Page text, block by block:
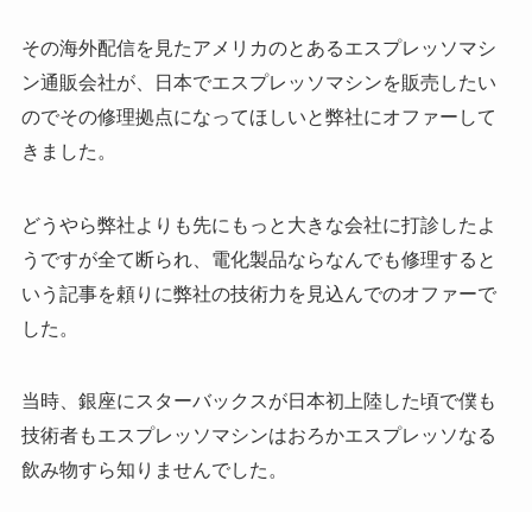
その海外配信を見たアメリカのとあるエスプレッソマシ
ン通販会社が、日本でエスプレッソマシンを販売したい
のでその修理拠点になってほしいと弊社にオファーして
きました。
どうやら弊社よりも先にもっと大きな会社に打診したよ
うですが全て断られ、電化製品ならなんでも修理すると
いう記事を頼りに弊社の技術力を見込んでのオファーで
した。
当時、銀座にスターバックスが日本初上陸した頃で僕も
技術者もエスプレッソマシンはおろかエスプレッソなる
飲み物すら知りませんでした。